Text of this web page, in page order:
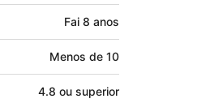
Fai 8 anos
Menos de 10
4.8 ou superior